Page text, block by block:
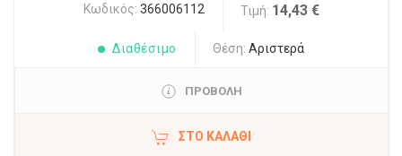
Κωδικός: 366006112 Τιμή: 14,43 €
Διαθέσιμο Θέση: Αριστερά
ΠΡΟΒΟΛΗ
ΣΤΟ ΚΑΛΆΘΙ